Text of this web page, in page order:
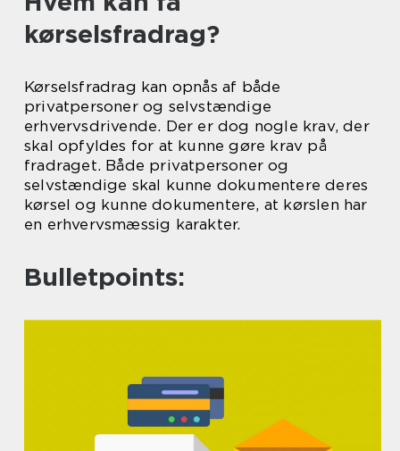
kørselsfradrag?
Kørselsfradrag kan opnås af både
privatpersoner og selvstændige
erhvervsdrivende. Der er dog nogle krav, der
skal opfyldes for at kunne gøre krav på
fradraget. Både privatpersoner og
selvstændige skal kunne dokumentere deres
kørsel og kunne dokumentere, at kørslen har
en erhvervsmæssig karakter.
Bulletpoints: